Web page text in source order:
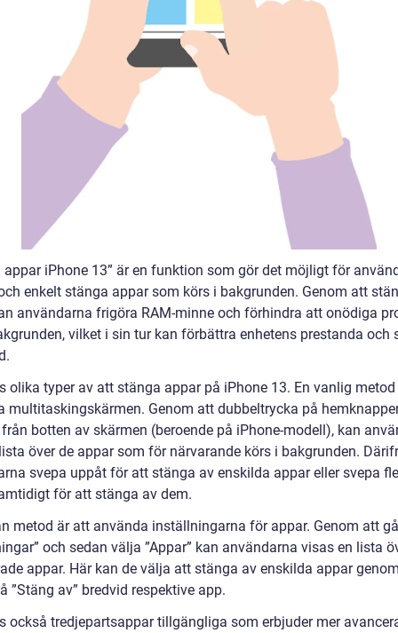
appar iPhone 13” är en funktion som gör det möjligt för
enkelt stänga appar som körs i bakgrunden. Genom att
användarna frigöra RAM-minne och förhindra att onödiga
vilket i sin tur kan förbättra enhetens prestanda och
olika typer av att stänga appar på iPhone 13. En vanlig
multitaskingskärmen. Genom att dubbeltrycka på
botten av skärmen (beroende på iPhone-modell), kan
över de appar som för närvarande körs i bakgrunden.
svepa uppåt för att stänga av enskilda appar eller svepa
för att stänga av dem.
metod är att använda inställningarna för appar. Genom att
och sedan välja ”Appar” kan användarna visas en lista
appar. Här kan de välja att stänga av enskilda appar
”Stäng av” bredvid respektive app.
också tredjepartsappar tillgängliga som erbjuder mer